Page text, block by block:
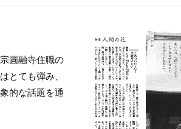
圓融寺住職の
とても弾み、
的な話題を通